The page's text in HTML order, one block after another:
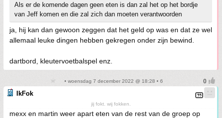
Als er de komende dagen geen eten is dan zal het op het bordje
van Jeff komen en die zal zich dan moeten verantwoorden
ja, hij kan dan gewoon zeggen dat het geld op was en dat ze wel
allemaal leuke dingen hebben gekregen onder zijn bewind.
dartbord, kleutervoetbalspel enz.
• woensdag 7 december 2022 @ 18:28 • 6
IkFok
jij fokt. wij fokken.
mexx en martin weer apart eten van de rest van de groep op